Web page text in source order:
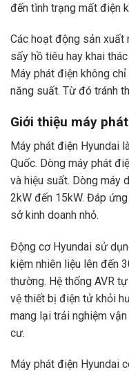
đến tình trạng mất điện
Các hoạt động sản xuất
sấy hồ tiêu hay khai
Máy phát điện không
năng suất. Từ đó tránh
Giới thiệu máy
Máy phát điện Hyundai
Quốc. Dòng máy phát
và hiệu suất. Dòng máy
2kW đến 15kW. Đáp
sở kinh doanh nhỏ.
Động cơ Hyundai sử
kiệm nhiên liệu lên đến
thường. Hệ thống AVR
vệ thiết bị điện tử khỏi
mang lại trải nghiệm
cư.
Máy phát điện Hyundai